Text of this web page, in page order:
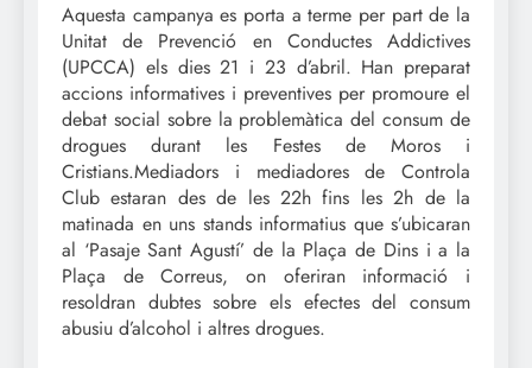
Aquesta campanya es porta a terme per part de la
Unitat de Prevenció en Conductes Addictives
(UPCCA) els dies 21 i 23 d’abril. Han preparat
accions informatives i preventives per promoure el
debat social sobre la problemàtica del consum de
drogues durant les Festes de Moros i
Cristians.Mediadors i mediadores de Controla
Club estaran des de les 22h fins les 2h de la
matinada en uns stands informatius que s’ubicaran
al ‘Pasaje Sant Agustí’ de la Plaça de Dins i a la
Plaça de Correus, on oferiran informació i
resoldran dubtes sobre els efectes del consum
abusiu d’alcohol i altres drogues.